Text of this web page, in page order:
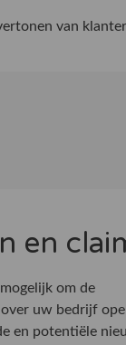
van
en
om de
uw bedrijf
en potentiële